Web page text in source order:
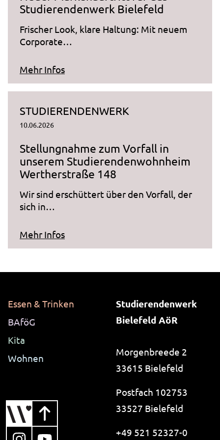
Studierendenwerk Bielefeld
Frischer Look, klare Haltung: Mit neuem
Corporate…
Mehr Infoszum Artikel "Neuer Markenauftritt
STUDIERENDENWERK
10.06.2026
Stellungnahme zum Vorfall in
unserem Studierendenwohnheim
Wertherstraße 148
Wir sind erschüttert über den Vorfall, der
sich in…
Mehr Infoszum Artikel "Stellungnahme zum
Essen & Trinken
BAföG
Kita
Wohnen
Studierendenwerk
Bielefeld AöR
Morgenbreede 2
33615 Bielefeld
Postfach 102753
33527 Bielefeld
+49 521 52327-0
13 Monate
_pk_ref.1.ccca
_pk_ref.1.ccca
Anbieter:
Zweck:
Speichert, über welchen Link der Nutzer auf die
Cookie Laufzeit:
6 Monate